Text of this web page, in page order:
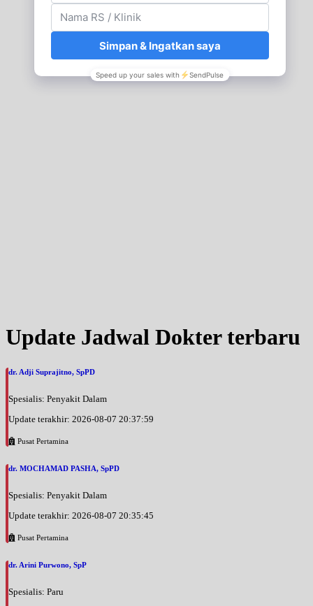
Update Jadwal Dokter terbaru
dr. Adji Suprajitno, SpPD
Spesialis: Penyakit Dalam
Update terakhir: 2026-08-07 20:37:59
Pusat Pertamina
dr. MOCHAMAD PASHA, SpPD
Spesialis: Penyakit Dalam
Update terakhir: 2026-08-07 20:35:45
Pusat Pertamina
dr. Arini Purwono, SpP
Spesialis: Paru